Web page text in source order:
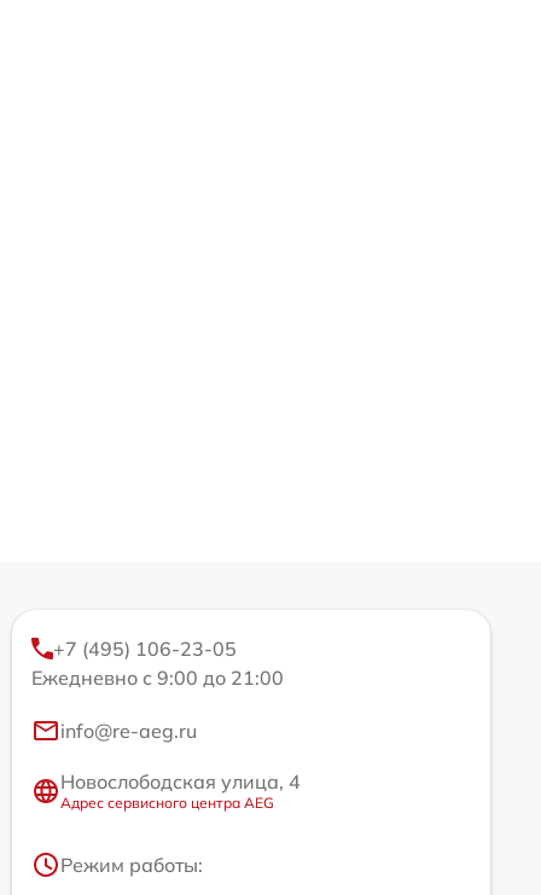
+7 (495) 106-23-05
Ежедневно с 9:00 до 21:00
info@re-aeg.ru
Новослободская улица, 4
Адрес сервисного центра AEG
Режим работы: